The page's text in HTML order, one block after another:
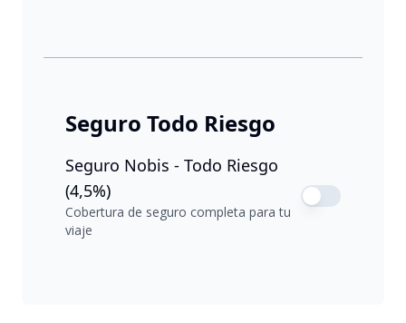
Seguro Todo Riesgo
Seguro Nobis - Todo Riesgo
(4,5%)
Cobertura de seguro completa para tu
viaje